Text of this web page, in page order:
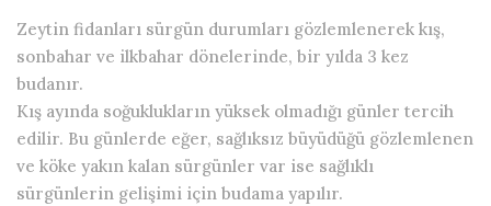
Zeytin fidanları sürgün durumları gözlemlenerek kış,
sonbahar ve ilkbahar dönelerinde, bir yılda 3 kez
budanır.
Kış ayında soğuklukların yüksek olmadığı günler tercih
edilir. Bu günlerde eğer, sağlıksız büyüdüğü gözlemlenen
ve köke yakın kalan sürgünler var ise sağlıklı
sürgünlerin gelişimi için budama yapılır.